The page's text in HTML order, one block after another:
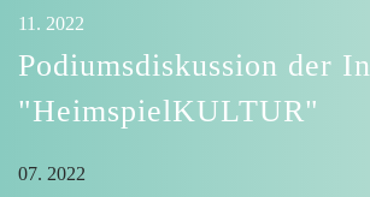
11. 2022
Podiumsdiskussion der
"HeimspielKULTUR"
07. 2022